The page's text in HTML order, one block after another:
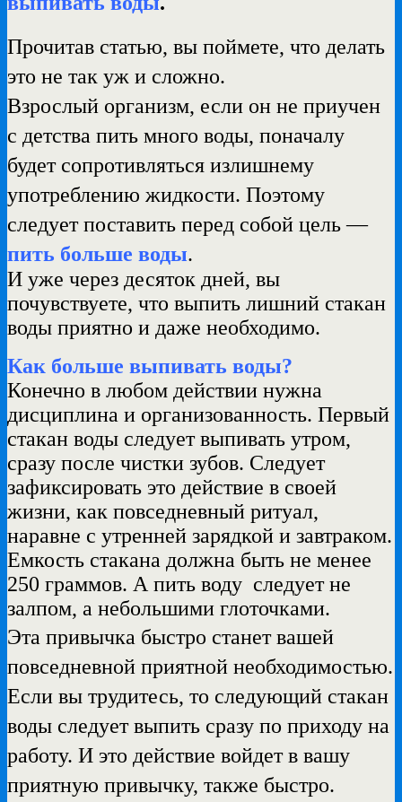
Прочитав статью, вы поймете, что делать
это не так уж и сложно.
Взрослый организм, если он не приучен
с детства пить много воды, поначалу
будет сопротивляться излишнему
употреблению жидкости. Поэтому
следует поставить перед собой цель —
пить больше воды.
И уже через десяток дней, вы
почувствуете, что выпить лишний стакан
воды приятно и даже необходимо.
Как больше выпивать воды?
Конечно в любом действии нужна
дисциплина и организованность. Первый
стакан воды следует выпивать утром,
сразу после чистки зубов. Следует
зафиксировать это действие в своей
жизни, как повседневный ритуал,
наравне с утренней зарядкой и завтраком.
Емкость стакана должна быть не менее
250 граммов. А пить воду следует не
залпом, а небольшими глоточками.
Эта привычка быстро станет вашей
повседневной приятной необходимостью.
Если вы трудитесь, то следующий стакан
воды следует выпить сразу по приходу на
работу. И это действие войдет в вашу
приятную привычку, также быстро.